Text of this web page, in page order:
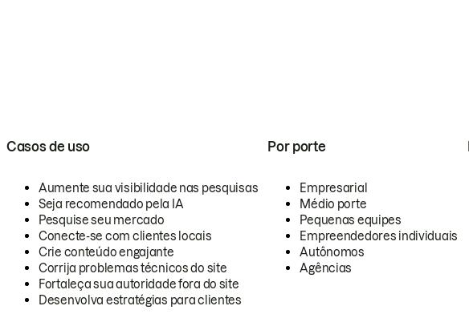
Casos de uso
Aumente sua visibilidade nas pesquisas
Seja recomendado pela IA
Pesquise seu mercado
Conecte-se com clientes locais
Crie conteúdo engajante
Corrija problemas técnicos do site
Fortaleça sua autoridade fora do site
Desenvolva estratégias para clientes
Por porte
Empresarial
Médio porte
Pequenas equipes
Empreendedores individuais
Autônomos
Agências